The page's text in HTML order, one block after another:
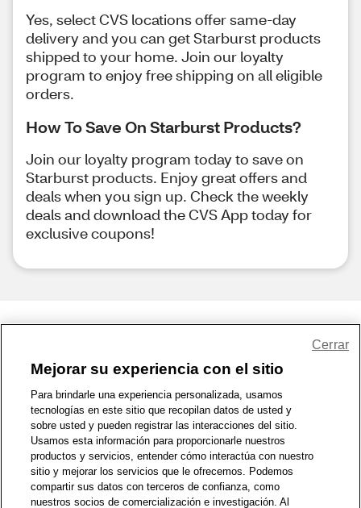
Yes, select CVS locations offer same-day
delivery and you can get Starburst products
shipped to your home. Join our loyalty
program to enjoy free shipping on all eligible
orders.
How To Save On Starburst Products?
Join our loyalty program today to save on
Starburst products. Enjoy great offers and
deals when you sign up. Check the weekly
deals and download the CVS App today for
exclusive coupons!
1-800-679-9691 | Contáctenos | Términos de Uso | Accesibilidad
Política de Privacidad | WA Privacy Policy | Mapa del sitio
Zona de Bienestar | © 1999 - 2026 CVS.com
Mejorar su experiencia con el sitio
Para brindarle una experiencia personalizada, usamos
tecnologías en este sitio que recopilan datos de usted y
sobre usted y pueden registrar las interacciones del sitio.
Usamos esta información para proporcionarle nuestros
productos y servicios, entender cómo interactúa con nuestro
sitio y mejorar los servicios que le ofrecemos. Podemos
compartir sus datos con terceros de confianza, como
nuestros socios de comercialización e investigación. Al
Cerrar